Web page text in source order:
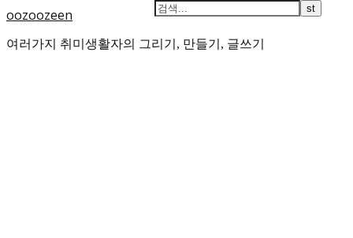
oozoozeen
여러가지 취미생활자의 그리기, 만들기, 글쓰기